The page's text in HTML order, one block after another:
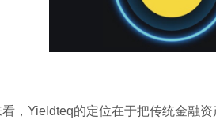
，Yieldteq的定位在于把传统金融